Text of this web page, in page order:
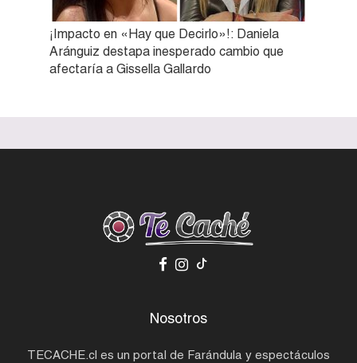
¡Impacto en «Hay que Decirlo»!: Daniela
Aránguiz destapa inesperado cambio que
afectaría a Gissella Gallardo
Nosotros
TECACHE.cl es un portal de Farándula y espectáculos